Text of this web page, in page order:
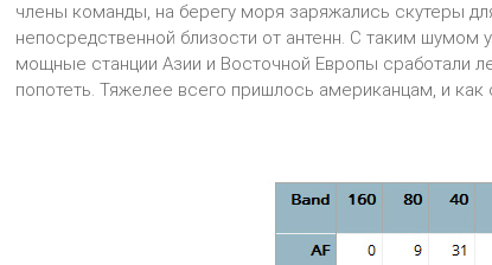
члены команды, на берегу моря заряжались скутеры
непосредственной близости от антенн. С таким
мощные станции Азии и Восточной Европы сработали
попотеть. Тяжелее всего пришлось американцам, и как